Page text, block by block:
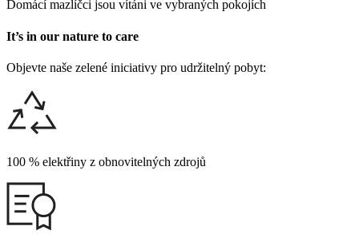
Domácí mazlíčci jsou vítáni ve vybraných pokojích
It’s in our nature to care
Objevte naše zelené iniciativy pro udržitelný pobyt:
100 % elektřiny z obnovitelných zdrojů